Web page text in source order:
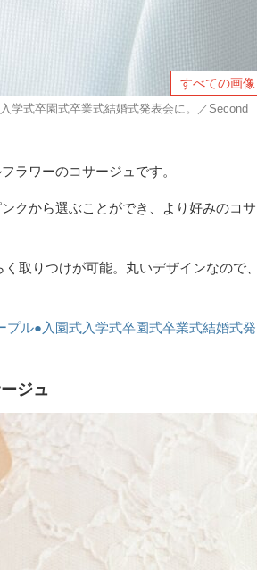
すべての画像
学式卒園式卒業式結婚式発表会に。／Second
ラワーのコサージュです。
クから選ぶことができ、より好みのコサ
取りつけが可能。丸いデザインなので、
ル●入園式入学式卒園式卒業式結婚式発
ジュ